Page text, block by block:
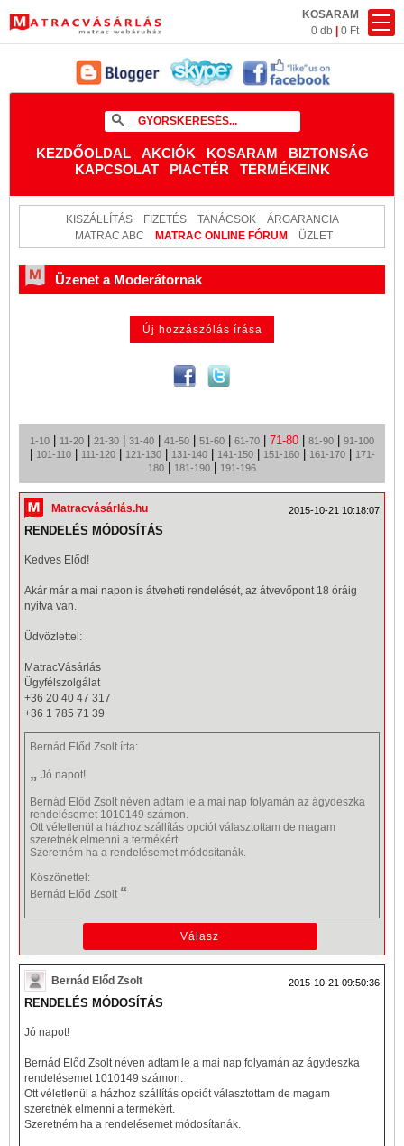
KOSARAM
0 db
0 Ft
KEZDŐOLDAL AKCIÓK KOSARAM
BIZTONSÁG
KAPCSOLAT
PIACTÉR TERMÉKEINK
KISZÁLLÍTÁS FIZETÉS TANÁCSOK
ÁRGARANCIA
MATRAC ABC
MATRAC ONLINE FÓRUM ÜZLET
Üzenet a Moderátornak
1-10 11-20 21-30 31-40 41-50 51-60 61-70 71-80 81-90 91-100
101-110| 111-120| 121-130| 131-140| 141-150| 151-160| 161-170|
171-
180
181-190 191-196
Matracvásárlás.hu 2015-10-21 10:18:07
RENDELÉS MÓDOSÍTÁS
Kedves Előd!
Akár már a mai napon is átveheti rendelését, az átvevőpont 18 óráig
nyitva van.
Üdvözlettel:
MatracVásárlás
Ügyfélszolgálat
+36 20 40 47 317
+36 1 785 71 39
Bernád Előd Zsolt írta:
„ Jó napot!
Bernád Előd Zsolt néven adtam le a mai nap folyamán az ágydeszka
rendelésemet 1010149 számon.
Ott véletlenül a házhoz szállítás opciót választottam de magam
szeretnék elmenni a termékért.
Szeretném ha a rendelésemet módosítanák.
Köszönettel:
Bernád Előd Zsolt “
Bernád Előd Zsolt 2015-10-21 09:50:36
RENDELÉS MÓDOSÍTÁS
Jó napot!
Bernád Előd Zsolt néven adtam le a mai nap folyamán az ágydeszka
rendelésemet 1010149 számon.
Ott véletlenül a házhoz szállítás opciót választottam de magam
szeretnék elmenni a termékért.
Szeretném ha a rendelésemet módosítanák.